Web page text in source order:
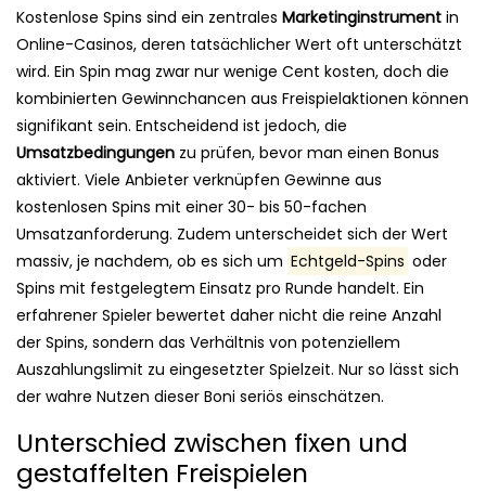
Kostenlose Spins sind ein zentrales Marketinginstrument in
Online-Casinos, deren tatsächlicher Wert oft unterschätzt
wird. Ein Spin mag zwar nur wenige Cent kosten, doch die
kombinierten Gewinnchancen aus Freispielaktionen können
signifikant sein. Entscheidend ist jedoch, die
Umsatzbedingungen zu prüfen, bevor man einen Bonus
aktiviert. Viele Anbieter verknüpfen Gewinne aus
kostenlosen Spins mit einer 30- bis 50-fachen
Umsatzanforderung. Zudem unterscheidet sich der Wert
massiv, je nachdem, ob es sich um Echtgeld-Spins oder
Spins mit festgelegtem Einsatz pro Runde handelt. Ein
erfahrener Spieler bewertet daher nicht die reine Anzahl
der Spins, sondern das Verhältnis von potenziellem
Auszahlungslimit zu eingesetzter Spielzeit. Nur so lässt sich
der wahre Nutzen dieser Boni seriös einschätzen.
Unterschied zwischen fixen und
gestaffelten Freispielen